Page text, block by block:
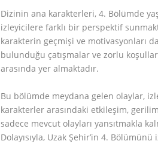
Dizinin ana karakterleri, 4. Bölümde
izleyicilere farklı bir perspektif
karakterin geçmişi ve motivasyonları
bulunduğu çatışmalar ve zorlu
arasında yer almaktadır.
Bu bölümde meydana gelen olaylar,
karakterler arasındaki etkileşim,
sadece mevcut olayları yansıtmakla
Dolayısıyla, Uzak Şehir’in 4.